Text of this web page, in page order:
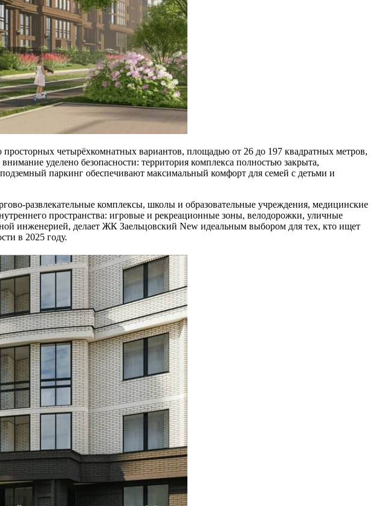
четырёхкомнатных вариантов, площадью от 26 до 197 квадратных метров,
уделено безопасности: территория комплекса полностью закрыта,
паркинг обеспечивают максимальный комфорт для семей с детьми и
развлекательные комплексы, школы и образовательные учреждения, медицинские
пространства: игровые и рекреационные зоны, велодорожки, уличные
инженерией, делает ЖК Заельцовский New идеальным выбором для тех, кто ищет
в 2025 году.